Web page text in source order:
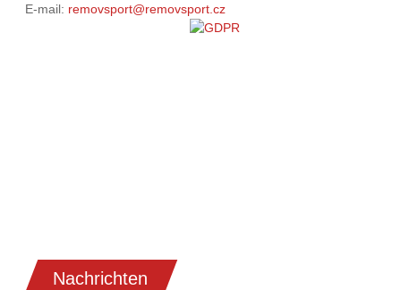
E-mail: removsport@removsport.cz
Nachrichten